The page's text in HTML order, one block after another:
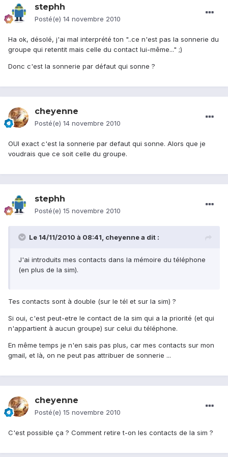
stephh
Posté(e) 14 novembre 2010
Ha ok, désolé, j'ai mal interprété ton "..ce n'est pas la sonnerie du
groupe qui retentit mais celle du contact lui-même..." ;)
Donc c'est la sonnerie par défaut qui sonne ?
cheyenne
Posté(e) 14 novembre 2010
OUI exact c'est la sonnerie par defaut qui sonne. Alors que je
voudrais que ce soit celle du groupe.
stephh
Posté(e) 15 novembre 2010
Le 14/11/2010 à 08:41, cheyenne a dit :
J'ai introduits mes contacts dans la mémoire du téléphone
(en plus de la sim).
Tes contacts sont à double (sur le tél et sur la sim) ?
Si oui, c'est peut-etre le contact de la sim qui a la priorité (et qui
n'appartient à aucun groupe) sur celui du téléphone.
En même temps je n'en sais pas plus, car mes contacts sur mon
gmail, et là, on ne peut pas attribuer de sonnerie ...
cheyenne
Posté(e) 15 novembre 2010
C'est possible ça ? Comment retire t-on les contacts de la sim ?